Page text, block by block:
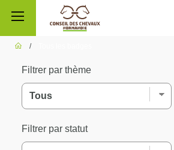
Diagnostics
Ressources
/
Filtrer par thème
Filtrer par statut